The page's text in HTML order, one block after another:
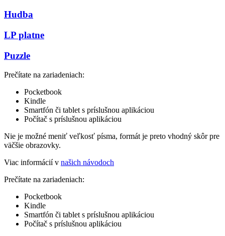
Hudba
LP platne
Puzzle
Prečítate na zariadeniach:
Pocketbook
Kindle
Smartfón či tablet s príslušnou aplikáciou
Počítač s príslušnou aplikáciou
Nie je možné meniť veľkosť písma, formát je preto vhodný skôr pre
väčšie obrazovky.
Viac informácií v našich návodoch
Prečítate na zariadeniach:
Pocketbook
Kindle
Smartfón či tablet s príslušnou aplikáciou
Počítač s príslušnou aplikáciou